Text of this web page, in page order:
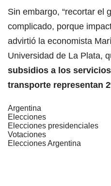
Sin embargo, “recortar el
complicado, porque
advirtió la economista
Universidad de La Plata,
subsidios a los
transporte representan
Argentina
Elecciones
Elecciones presidenciales
Votaciones
Elecciones Argentina